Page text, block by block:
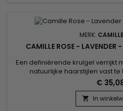
MERK:
CAMILLE ROSE - LAVENDER
Een definiërende krulgel verrijkt
natuurlijke haarstijlen vast
voedingsstoffen aan de lokken
met Curl Crush Defining Gel.
krulgel met voedende
gemaakt om krullen te
€
 In